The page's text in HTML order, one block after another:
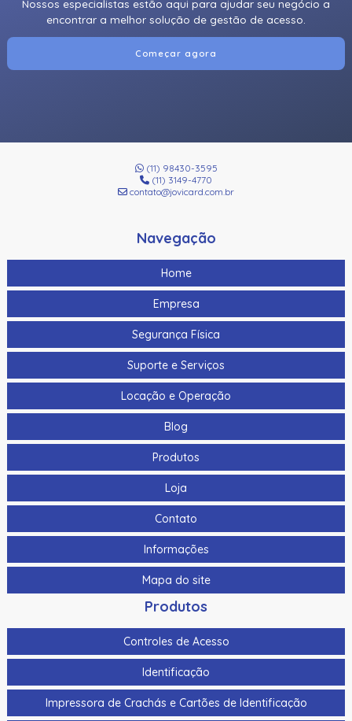
Nossos especialistas estão aqui para ajudar seu negócio a
encontrar a melhor solução de gestão de acesso.
Começar agora
(11) 98430-3595
(11) 3149-4770
contato@jovicard.com.br
Navegação
Home
Empresa
Segurança Física
Suporte e Serviços
Locação e Operação
Blog
Produtos
Loja
Contato
Informações
Mapa do site
Produtos
Controles de Acesso
Identificação
Impressora de Crachás e Cartões de Identificação